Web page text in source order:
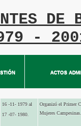
DE
-
ACTOS
16 -11- 1979 al
17 -07- 1980.
Organizó el Primer
Mujeres Campesinas.